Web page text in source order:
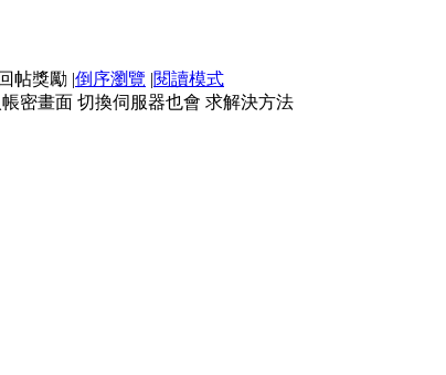
|倒序瀏覽 |閱讀模式
密畫面 切換伺服器也會 求解決方法